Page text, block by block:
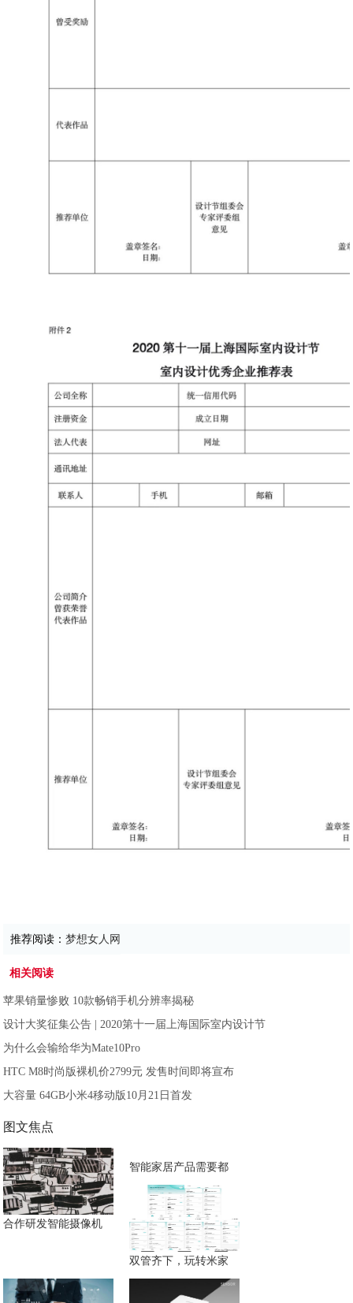
推荐阅读：梦想女人网
相关阅读
苹果销量惨败 10款畅销手机分辨率揭秘
设计大奖征集公告 | 2020第十一届上海国际室内设计节
为什么会输给华为Mate10Pro
HTC M8时尚版裸机价2799元 发售时间即将宣布
大容量 64GB小米4移动版10月21日首发
图文焦点
合作研发智能摄像机
智能家居产品需要都
双管齐下，玩转米家